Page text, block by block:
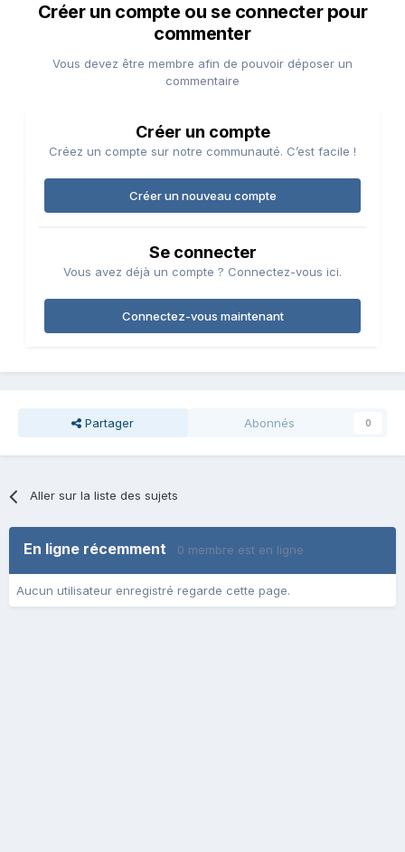
Créer un compte ou se connecter pour
commenter
Vous devez être membre afin de pouvoir déposer un
commentaire
Créer un compte
Créez un compte sur notre communauté. C’est facile !
Créer un nouveau compte
Se connecter
Vous avez déjà un compte ? Connectez-vous ici.
Connectez-vous maintenant
Partager Abonnés 0
Aller sur la liste des sujets
En ligne récemment 0 membre est en ligne
Aucun utilisateur enregistré regarde cette page.